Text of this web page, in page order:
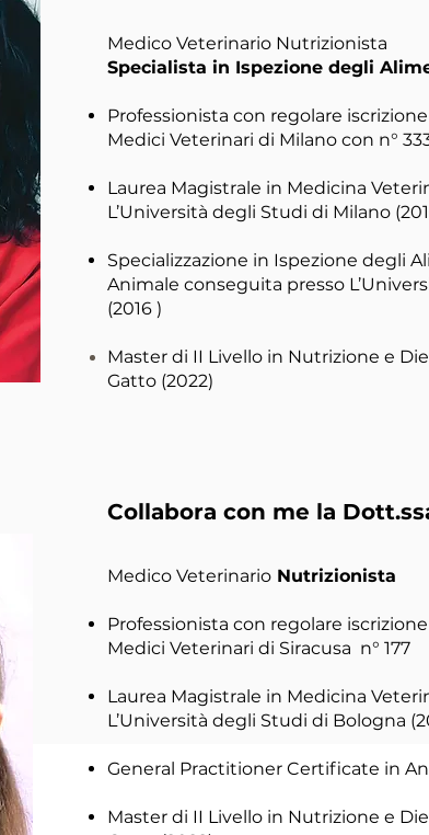
Medico Veterinario Nutrizionista
Specialista in Ispezione degli
Professionista con regolare
Medici Veterinari di Milano con n°
Laurea Magistrale in Medicina
L’Università degli Studi di Milano
Specializzazione in Ispezione degli
Animale conseguita presso
(2016 )
Master di II Livello in Nutrizione e
Gatto (2022)
Collabora con me la
Medico Veterinario Nutrizionista
Professionista con regolare
Medici Veterinari di Siracusa n° 177
Laurea Magistrale in Medicina
L’Università degli Studi di Bologna
General Practitioner Certificate in
Master di II Livello in Nutrizione e